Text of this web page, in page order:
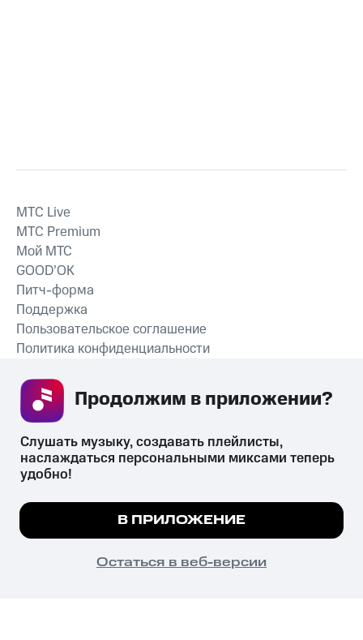
СКАЧАТЬ ПРИЛОЖЕНИЕ
MTС Live
MTС Premium
Мой МТС
GOOD’OK
Питч-форма
Поддержка
Пользовательское соглашение
Политика конфиденциальности
психотропных веществ, их аналогов причиняет вред здоровью,
их незаконный оборот запрещён и влечёт установленную
законодательством ответственность.
© 2026 ООО «КИОН».
Все права защищены
Мы используем куки, чтобы на сайте все
Подробнее
ПОНЯТНО
Слушать музыку, создавать плейлисты,
наслаждаться персональными миксами теперь
удобно!
В ПРИЛОЖЕНИЕ
Остаться в веб-версии